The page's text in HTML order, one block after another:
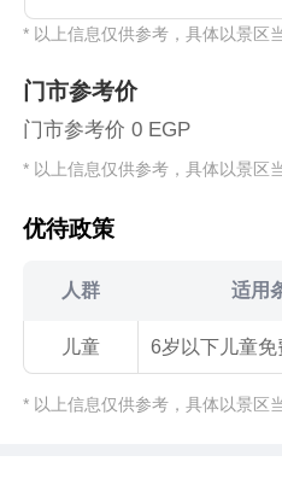
* 以上信息仅供参考，具体以景区
门市参考价
门市参考价 0 EGP
* 以上信息仅供参考，具体以景区
优待政策
人群 适用
儿童 6岁以下儿童免
* 以上信息仅供参考，具体以景区